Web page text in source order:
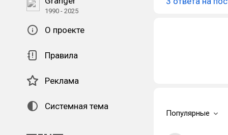
1990 - 2025
О проекте
Правила
Реклама
Системная тема
Популярные